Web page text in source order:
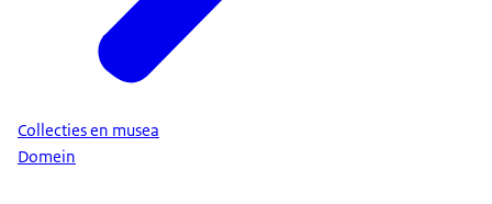
Collecties en musea
Domein